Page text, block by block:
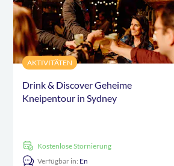
AKTIVITÄTEN
Drink & Discover Geheime
Kneipentour in Sydney
kostenlose Stornierung
Verfügbar in: En